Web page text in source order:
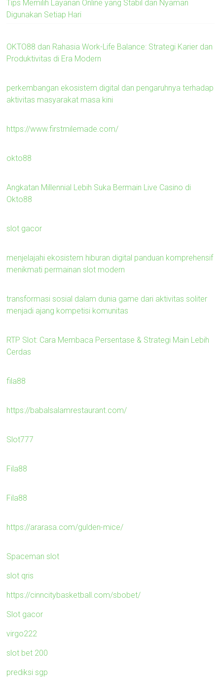
Tips Memilih Layanan Online yang Stabil dan Nyaman
Digunakan Setiap Hari
OKTO88 dan Rahasia Work-Life Balance: Strategi Karier dan
Produktivitas di Era Modern
perkembangan ekosistem digital dan pengaruhnya terhadap
aktivitas masyarakat masa kini
https://www.firstmilemade.com/
okto88
Angkatan Millennial Lebih Suka Bermain Live Casino di
Okto88
slot gacor
menjelajahi ekosistem hiburan digital panduan komprehensif
menikmati permainan slot modern
transformasi sosial dalam dunia game dari aktivitas soliter
menjadi ajang kompetisi komunitas
RTP Slot: Cara Membaca Persentase & Strategi Main Lebih
Cerdas
fila88
https://babalsalamrestaurant.com/
Slot777
Fila88
Fila88
https://ararasa.com/gulden-mice/
Spaceman slot
slot qris
https://cinncitybasketball.com/sbobet/
Slot gacor
virgo222
slot bet 200
prediksi sgp